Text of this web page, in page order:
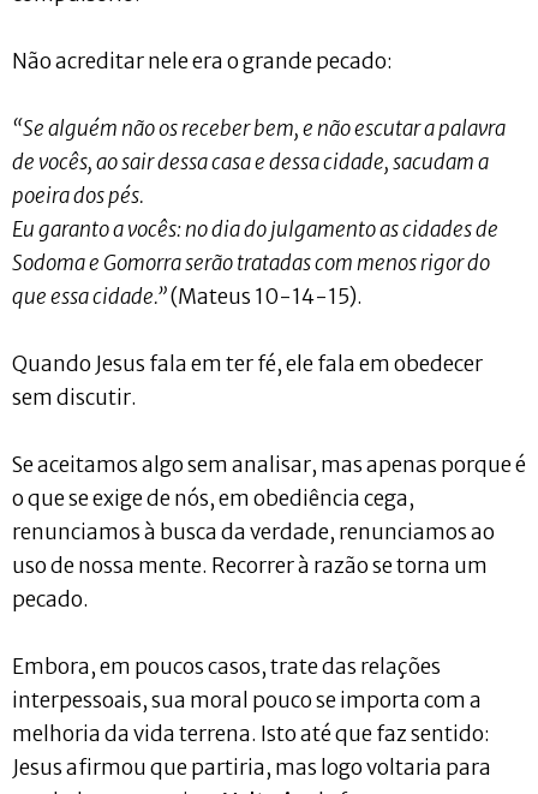
Não acreditar nele era o grande pecado:
“Se alguém não os receber bem, e não escutar a palavra
de vocês, ao sair dessa casa e dessa cidade, sacudam a
poeira dos pés.
Eu garanto a vocês: no dia do julgamento as cidades de
Sodoma e Gomorra serão tratadas com menos rigor do
que essa cidade.”(Mateus 10-14-15).
Quando Jesus fala em ter fé, ele fala em obedecer
sem discutir.
Se aceitamos algo sem analisar, mas apenas porque é
o que se exige de nós, em obediência cega,
renunciamos à busca da verdade, renunciamos ao
uso de nossa mente. Recorrer à razão se torna um
pecado.
Embora, em poucos casos, trate das relações
interpessoais, sua moral pouco se importa com a
melhoria da vida terrena. Isto até que faz sentido:
Jesus afirmou que partiria, mas logo voltaria para